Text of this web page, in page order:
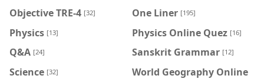
Objective TRE-4 [32] One Liner [195]
Physics [13] Physics Online Quez [16]
Q&A [24] Sanskrit Grammar [12]
Science [32]
World Geography Online